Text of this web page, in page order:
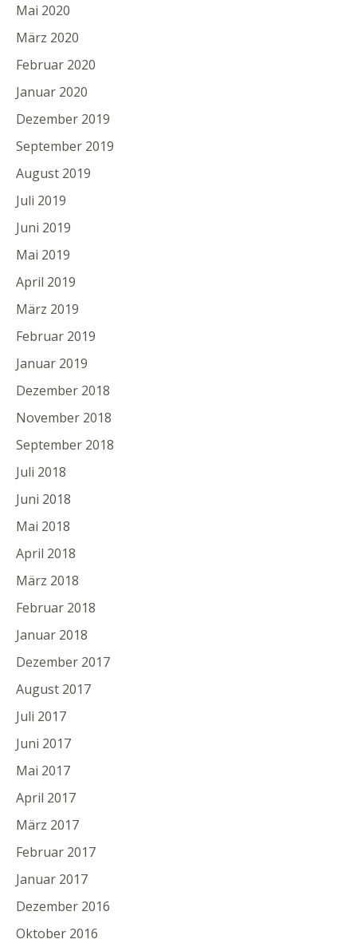
Mai 2020
März 2020
Februar 2020
Januar 2020
Dezember 2019
September 2019
August 2019
Juli 2019
Juni 2019
Mai 2019
April 2019
März 2019
Februar 2019
Januar 2019
Dezember 2018
November 2018
September 2018
Juli 2018
Juni 2018
Mai 2018
April 2018
März 2018
Februar 2018
Januar 2018
Dezember 2017
August 2017
Juli 2017
Juni 2017
Mai 2017
April 2017
März 2017
Februar 2017
Januar 2017
Dezember 2016
Oktober 2016